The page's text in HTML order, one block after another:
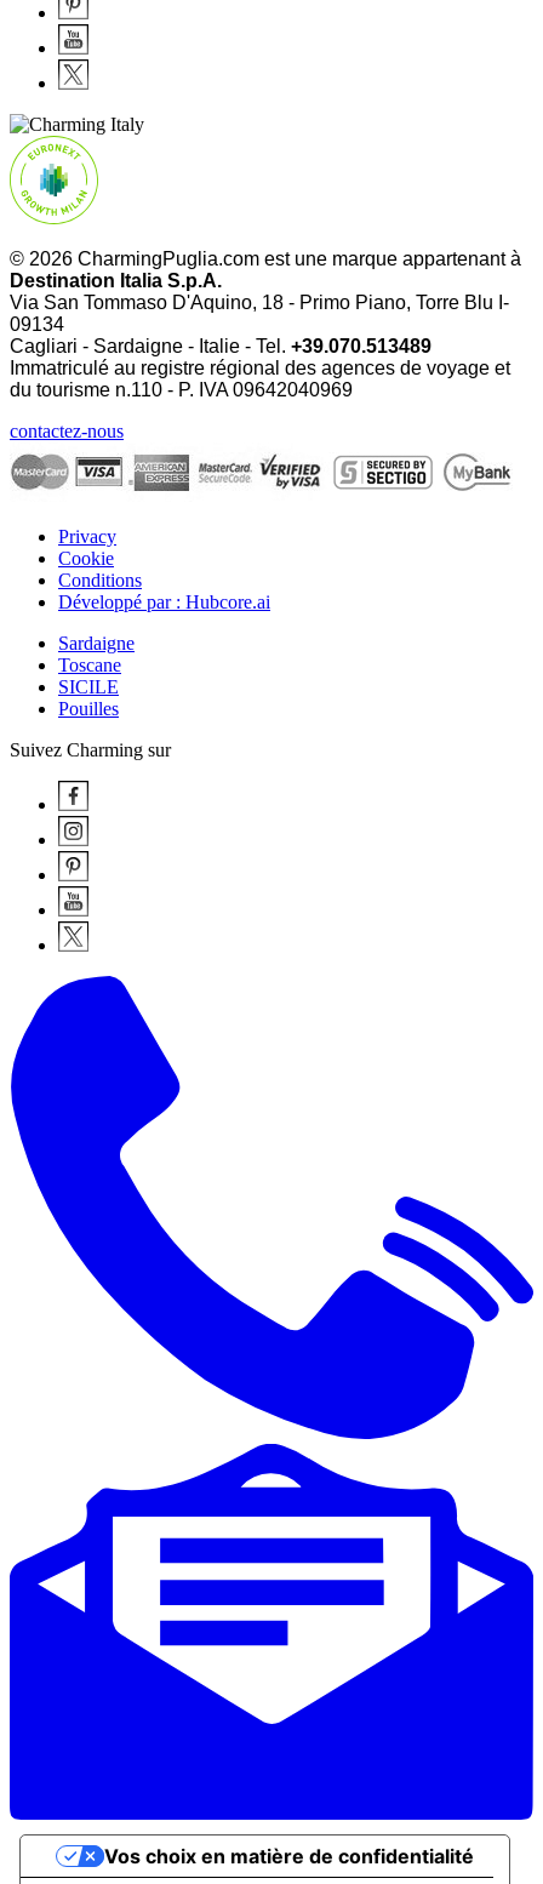
© 2026 CharmingPuglia.com est une marque appartenant à
Destination Italia S.p.A.
Via San Tommaso D'Aquino, 18 - Primo Piano, Torre Blu I-
09134
Cagliari - Sardaigne - Italie - Tel. +39.070.513489
Immatriculé au registre régional des agences de voyage et
du tourisme n.110 - P. IVA09642040969
contactez-nous
Privacy
Cookie
Conditions
Développé par : Hubcore.ai
Sardaigne
Toscane
SICILE
Pouilles
Suivez Charming sur
Vos choix en matière de confidentialité